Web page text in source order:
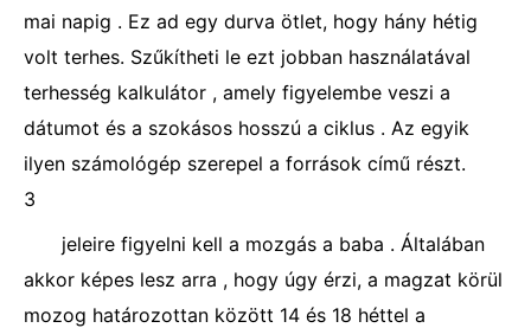
mai napig . Ez ad egy durva ötlet, hogy hány hétig
volt terhes. Szűkítheti le ezt jobban használatával
terhesség kalkulátor , amely figyelembe veszi a
dátumot és a szokásos hosszú a ciklus . Az egyik
ilyen számológép szerepel a források című részt.
3
jeleire figyelni kell a mozgás a baba . Általában
akkor képes lesz arra , hogy úgy érzi, a magzat körül
mozog határozottan között 14 és 18 héttel a